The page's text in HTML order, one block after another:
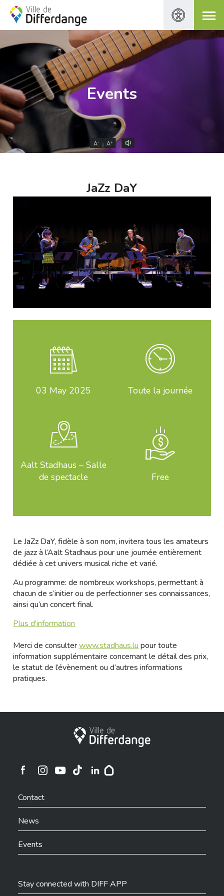
Events
A- A+
JaZz DaY
03 May 2025 Toute la journée
Aalt Stadhaus – Salle
de spectacle
Free
Le JaZz DaY, fidèle à son nom, invitera tous les amateurs
de jazz à l’Aalt Stadhaus pour une journée entièrement
dédiée à cet univers musical riche et varié.
Au programme: de nombreux workshops, permettant à
chacun de s’initier ou de perfectionner ses connaissances,
ainsi qu’un concert final.
Plus d'information
Merci de consulterwww.stadhaus.lu pour toute
information supplémentaire concernant le détail des prix,
le statut de l’évènement ou d’autres informations
pratiques.
City of Differdange
Ville de Differdange sur Instagram
Contact
News
Events
Stay connected with DIFF APP